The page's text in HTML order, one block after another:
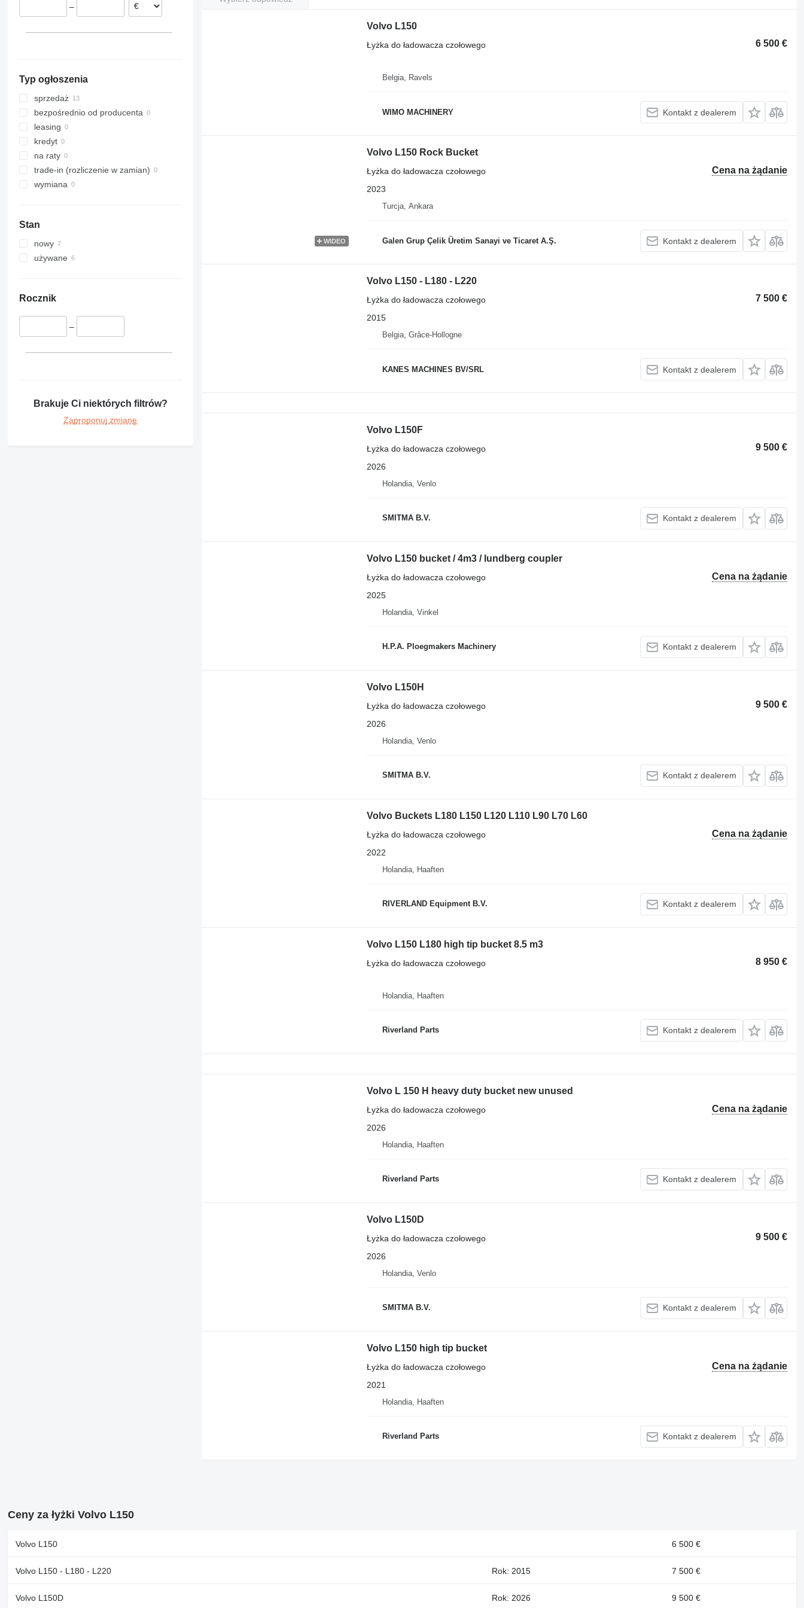
345
349
350
365
374
390
395
416
434
438
908
950
966
EC 350
L120
–
Typ ogłoszenia
sprzedaż
bezpośrednio od producenta
leasing
kredyt
na raty
trade-in (rozliczenie w zamian)
wymiana
Stan
nowy
używane
Rocznik
–
Brakuje Ci niektórych filtrów?
Zaproponuj zmianę
Volvo L150
6 500 €
Łyżka do ładowacza czołowego
Belgia, Ravels
WIMO MACHINERY Kontakt z dealerem
WIDEO
Volvo L150 Rock Bucket
Cena na żądanie
Łyżka do ładowacza czołowego
2023
Turcja, Ankara
Galen Grup Çelik Üretim Sanayi ve Ticaret A.Ş. Kontakt z dealerem
Volvo L150 - L180 - L220
7 500 €
Łyżka do ładowacza czołowego
2015
Belgia, Grâce-Hollogne
KANES MACHINES BV/SRL Kontakt z dealerem
Volvo L150F
9 500 €
Łyżka do ładowacza czołowego
2026
Holandia, Venlo
SMITMA B.V. Kontakt z dealerem
Volvo L150 bucket / 4m3 / lundberg coupler
Cena na żądanie
Łyżka do ładowacza czołowego
2025
Holandia, Vinkel
H.P.A. Ploegmakers Machinery Kontakt z dealerem
Volvo L150H
9 500 €
Łyżka do ładowacza czołowego
2026
Holandia, Venlo
SMITMA B.V. Kontakt z dealerem
Volvo Buckets L180 L150 L120 L110 L90 L70 L60
Cena na żądanie
Łyżka do ładowacza czołowego
2022
Holandia, Haaften
RIVERLAND Equipment B.V. Kontakt z dealerem
Volvo L150 L180 high tip bucket 8.5 m3
8 950 €
Łyżka do ładowacza czołowego
Holandia, Haaften
Riverland Parts Kontakt z dealerem
Volvo L 150 H heavy duty bucket new unused
Cena na żądanie
Łyżka do ładowacza czołowego
2026
Holandia, Haaften
Riverland Parts Kontakt z dealerem
Volvo L150D
9 500 €
Łyżka do ładowacza czołowego
2026
Holandia, Venlo
SMITMA B.V. Kontakt z dealerem
Volvo L150 high tip bucket
Cena na żądanie
Łyżka do ładowacza czołowego
2021
Holandia, Haaften
Riverland Parts Kontakt z dealerem
Ceny za łyżki Volvo L150
Volvo L150 6 500 €
Volvo L150 - L180 - L220 Rok: 2015 7 500 €
Volvo L150D Rok: 2026 9 500 €